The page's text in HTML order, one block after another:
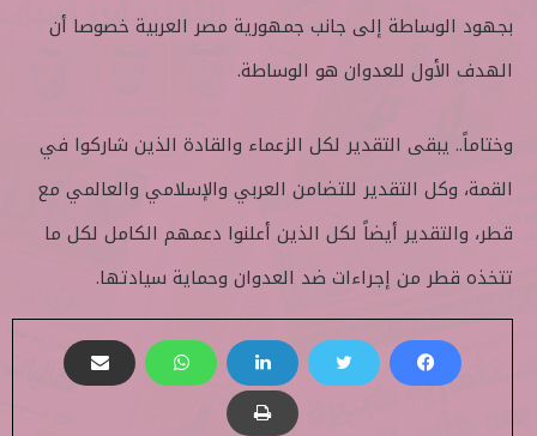
بجهود الوساطة إلى جانب جمهورية مصر العربية خصوصا أن
الهدف الأول للعدوان هو الوساطة.
وختاماً.. يبقى التقدير لكل الزعماء والقادة الذين شاركوا في
القمة، وكل التقدير للتضامن العربي والإسلامي والعالمي مع
قطر، والتقدير أيضاً لكل الذين أعلنوا دعمهم الكامل لكل ما
تتخذه قطر من إجراءات ضد العدوان وحماية سيادتها.